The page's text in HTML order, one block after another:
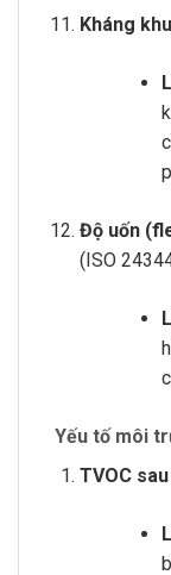
Kháng
Độ uốn
(ISO
Yếu tố môi
TVOC